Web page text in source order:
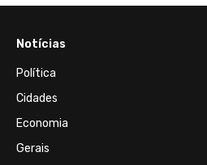
Notícias
Política
Cidades
Economia
Gerais